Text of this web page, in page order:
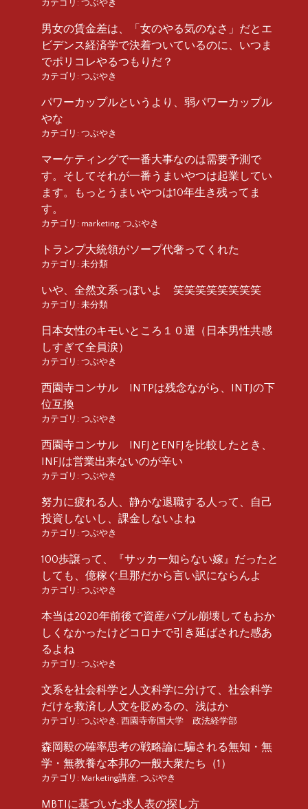
カテゴリ: つぶやき
男女の賃金差は、「女のやる気のなさ」だとエ
ビデンス経済学で決着ついているのに、いつま
でポリコレやるつもりだ？
カテゴリ: つぶやき
パワーカップルというより、弱パワーカップル
やな
カテゴリ: つぶやき
マーケティングで一番大事なのは需要予測で
す。そしてそれが一番うまいやつは起業してい
ます。もっとうまいやつは10年生き残ってま
す。
カテゴリ: marketing, つぶやき
トランプ大統領がソープ代奢ってくれた
カテゴリ: 未分類
いや、全然文系っぽいよ 笑笑笑笑笑笑笑笑
カテゴリ: 未分類
日本女性のキモいところ１０選（日本男性共感
しすぎて全員涙）
カテゴリ: つぶやき
西園寺コンサル INTPは残念ながら、INTJの下
位互換
カテゴリ: つぶやき
西園寺コンサル INFJとENFJを比較したとき、
INFJは営業出来ないのが辛い
カテゴリ: つぶやき
努力に疲れる人、静かな退職する人って、自己
投資しないし、課金しないよね
カテゴリ: つぶやき
100歩譲って、『サッカー知らない嫁』だったと
しても、億稼ぐ旦那だから言い訳にならんよ
カテゴリ: つぶやき
本当は2020年前後で資産バブル崩壊してもおか
しくなかったけどコロナで引き延ばされた感あ
るよね
カテゴリ: つぶやき
文系を社会科学と人文科学に分けて、社会科学
だけを救済し人文を貶めるの、浅はか
カテゴリ: つぶやき , 西園寺帝国大学 政法経学部
森岡毅の確率思考の戦略論に騙される無知・無
学・無教養な本邦の一般大衆たち（1）
カテゴリ: Marketing講座, つぶやき
MBTIに基づいた求人表の探し方